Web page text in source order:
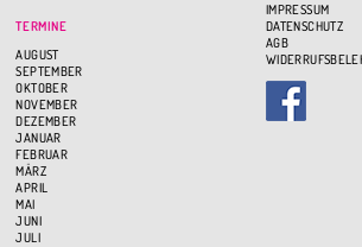
TERMINE
AUGUST
SEPTEMBER
OKTOBER
NOVEMBER
DEZEMBER
JANUAR
FEBRUAR
MÄRZ
APRIL
MAI
JUNI
JULI
IMPRESSUM
DATENSCHUTZ
AGB